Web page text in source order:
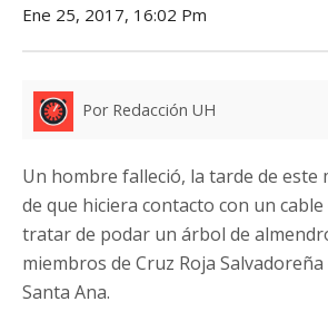
Ene 25, 2017, 16:02 Pm
Por Redacción UH
Un hombre falleció, la tarde de este
de que hiciera contacto con un
tratar de podar un árbol de
miembros de Cruz Roja Salvadoreña
Santa Ana.